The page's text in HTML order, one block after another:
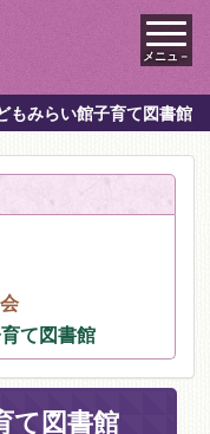
メニュ－
もみらい館子育て図書館
会
て図書館
て図書館